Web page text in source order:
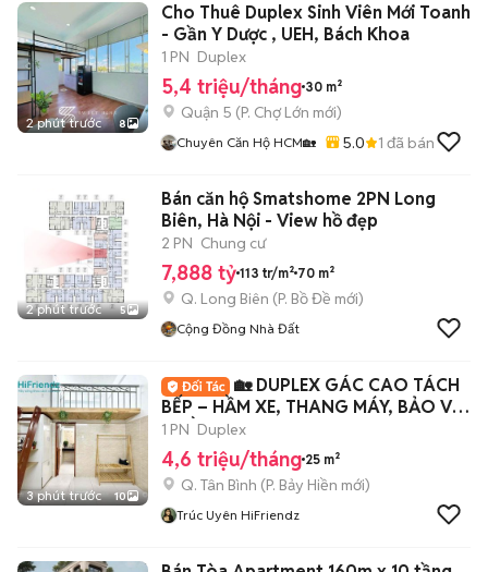
2 phút trước 8
Cho Thuê Duplex Sinh Viên Mới Toanh
- Gần Y Dược , UEH, Bách Khoa
1 PN Duplex
5,4 triệu/tháng 30 m²
Quận 5 (P. Chợ Lớn mới)
Chuyên Căn Hộ HCM🏡 5.0 1 đã bán
2 phút trước 5
Bán căn hộ Smatshome 2PN Long
Biên, Hà Nội - View hồ đẹp
2 PN Chung cư
7,888 tỷ 113 tr/m² 70 m²
Q. Long Biên (P. Bồ Đề mới)
Cộng Đồng Nhà Đất
3 phút trước 10
🏡 DUPLEX GÁC CAO TÁCH
BẾP – HẦM XE, THANG MÁY, BẢO VỆ
– GẦN VHU & BKU
1 PN Duplex
4,6 triệu/tháng 25 m²
Q. Tân Bình (P. Bảy Hiền mới)
Trúc Uyên HiFriendz